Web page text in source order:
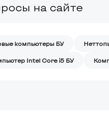
на сайте
компьютеры БУ
Intel Core i5 БУ